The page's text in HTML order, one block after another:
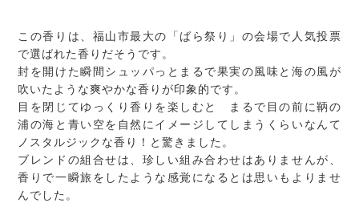
この香りは、福山市最大の「ばら祭り」の会場で人気投票
で選ばれた香りだそうです。
封を開けた瞬間シュッパっとまるで果実の風味と海の風が
吹いたような爽やかな香りが印象的です。
目を閉じてゆっくり香りを楽しむと まるで目の前に鞆の
浦の海と青い空を自然にイメージしてしまうくらいなんて
ノスタルジックな香り！と驚きました。
ブレンドの組合せは、珍しい組み合わせはありませんが、
香りで一瞬旅をしたような感覚になるとは思いもよりませ
んでした。